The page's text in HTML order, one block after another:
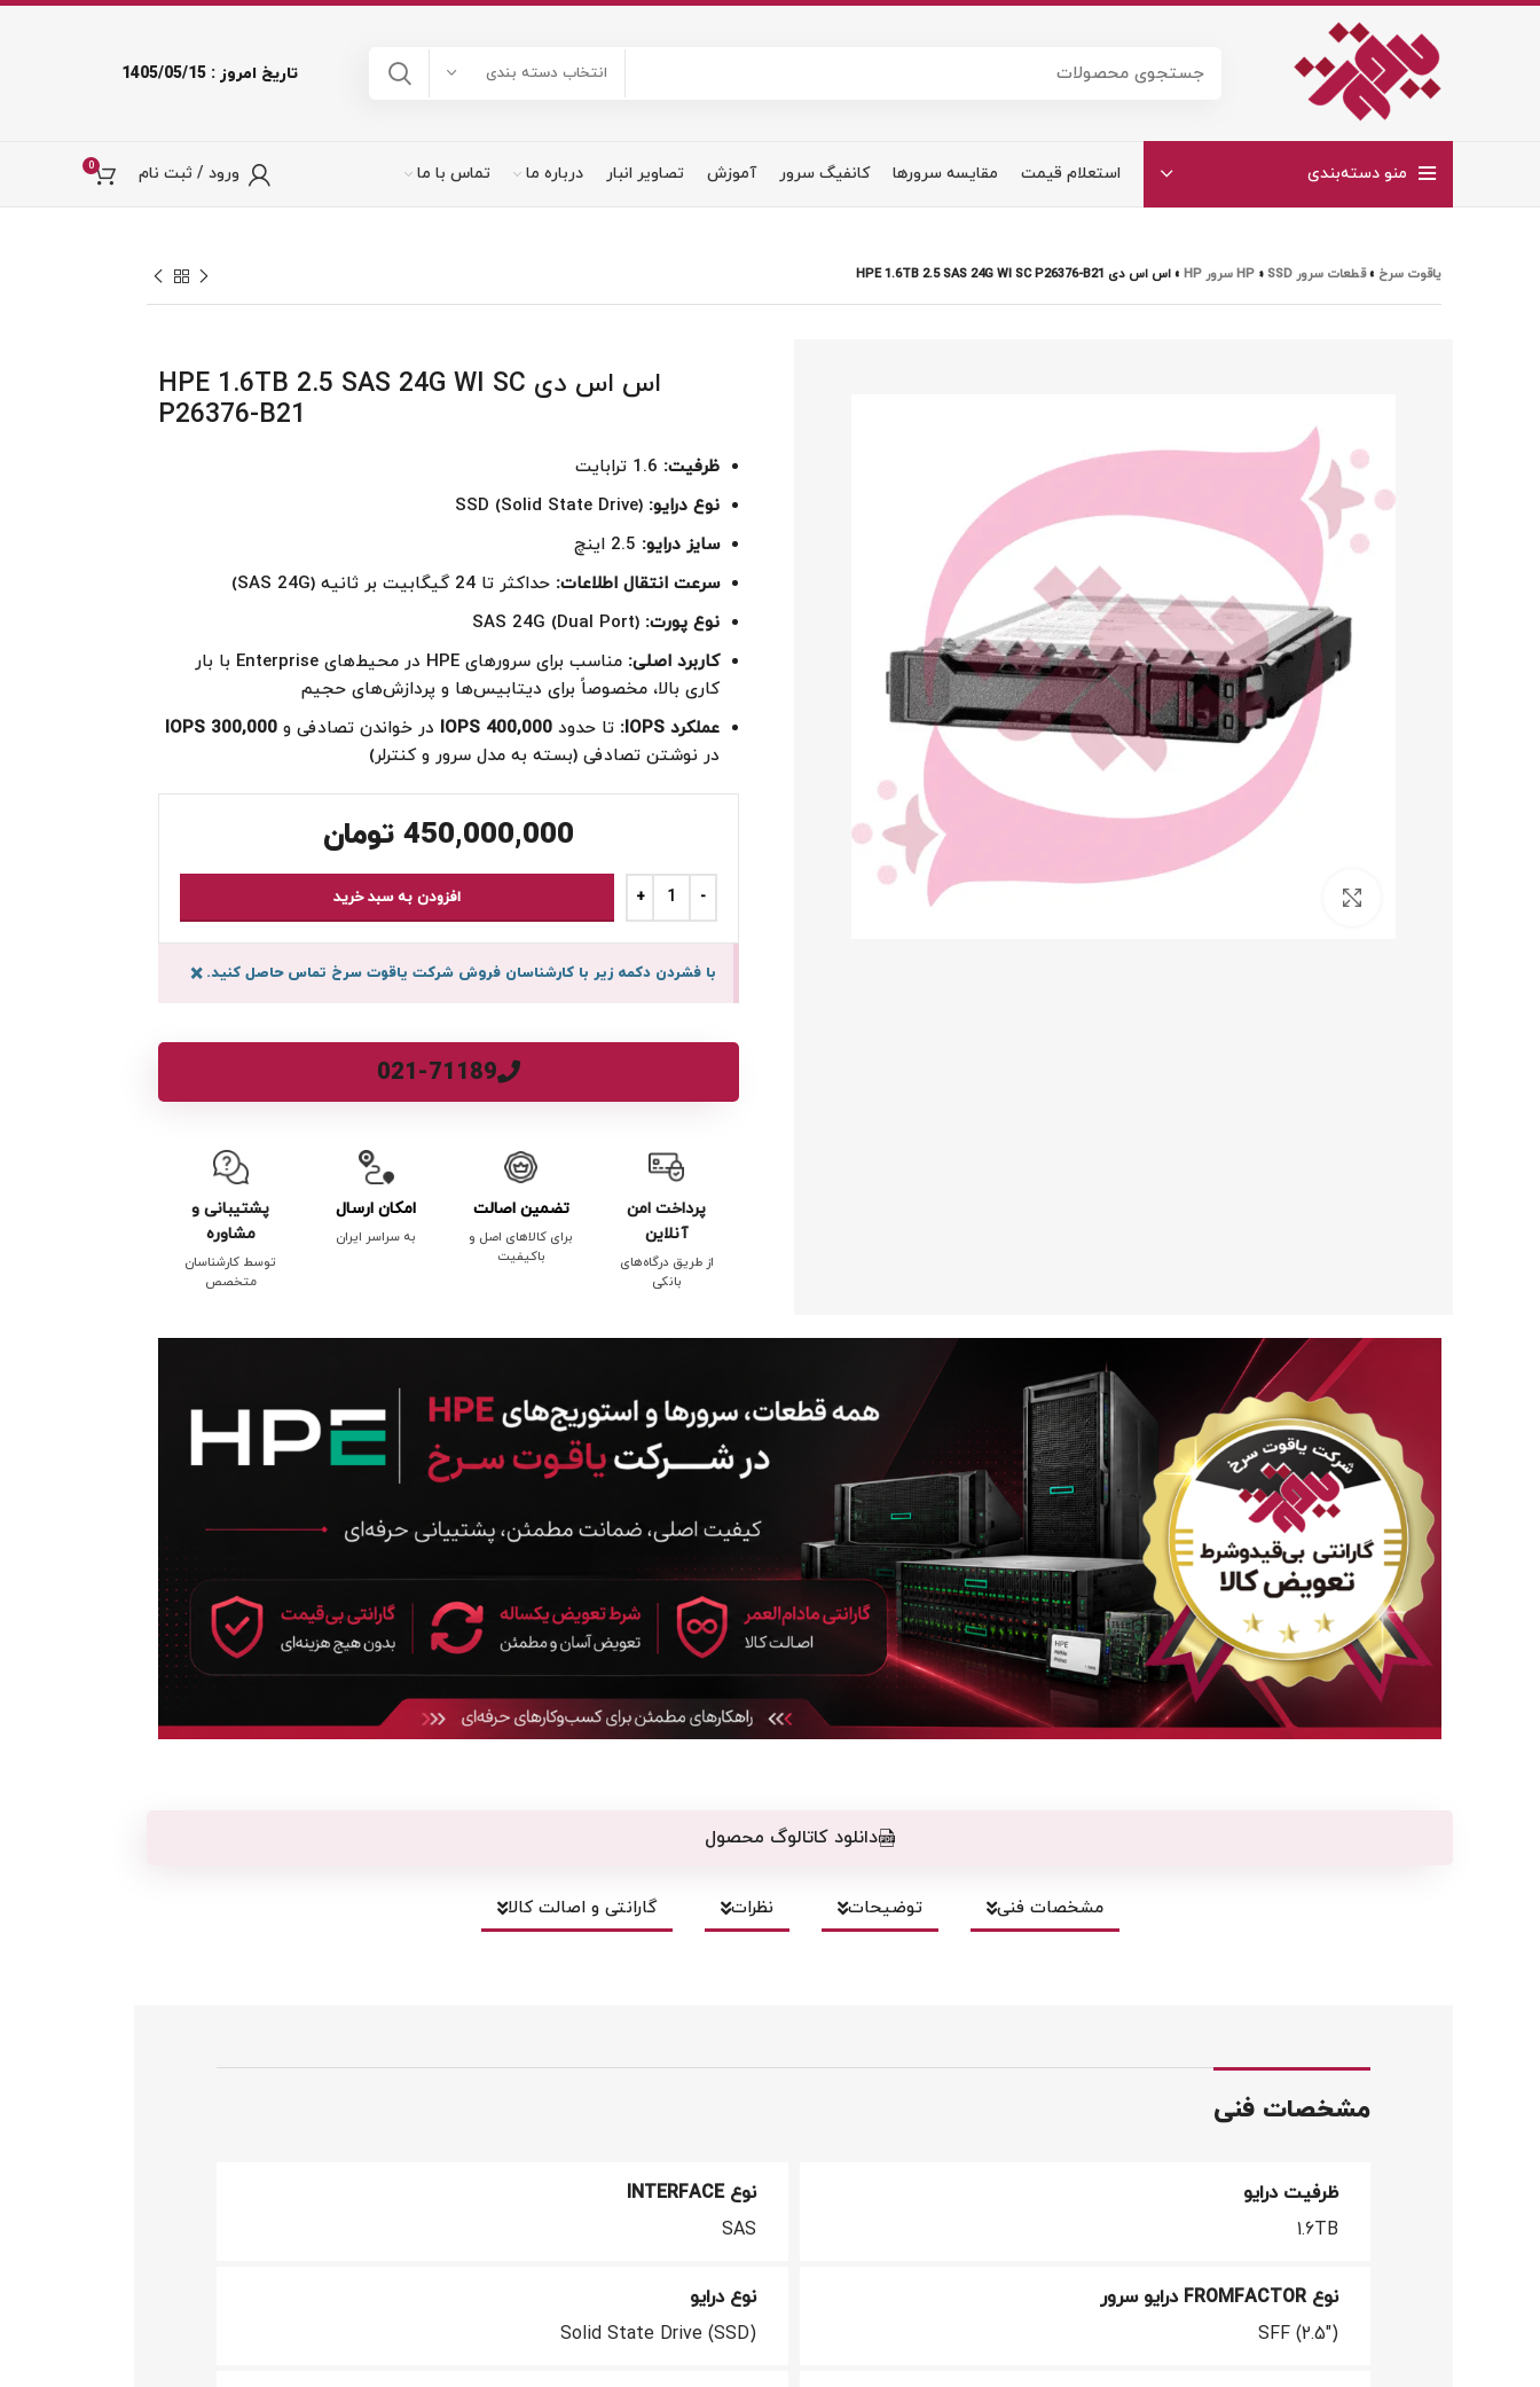
انتخاب دسته بندی تاریخ امروز : 1405/05/15
منو دسته‌بندی استعلام قیمت مقایسه سرورها کانفیگ سرور آموزش تصاویر انبار درباره ما تماس با ما ورود / ثبت نام 0
یاقوت سرخ »قطعات سرور HP » SSD سرور HP »اس اس دی HPE 1.6TB 2.5 SAS 24G WI SC P26376-B21
اس اس دی HPE 1.6TB 2.5 SAS 24G WI SC
P26376-B21
ظرفیت:
نوع درایو:
سایز درایو:
سرعت انتقال اطلاعات: حداکثر تا 24 گیگابیت بر ثانیه (SAS 24G)
نوع پورت:
کاربرد اصلی:
مناسب برای سرورهای HPE در محیط‌های Enterprise با بار
کاری بالا، مخصوصاً برای دیتابیس‌ها و پردازش‌های حجیم
عملکرد IOPS:
تا حدود 400,000 IOPS در خواندن تصادفی و 300,000 IOPS
در نوشتن تصادفی (بسته به مدل سرور و کنترلر)
450,000,000تومان
افزودن به سبد خرید
با فشردن دکمه زیر با کارشناسان فروش شرکت یاقوت سرخ تماس حاصل کنید.×
021-71189
پرداخت امن
آنلاین
از طریق درگاه‌های
بانکی
تضمین اصالت
برای کالاهای اصل و
باکیفیت
امکان ارسال
به سراسر ایران
پشتیبانی و
مشاوره
توسط کارشناسان
متخصص
دانلود کاتالوگ محصول
مشخصات فنی توضیحات نظرات گارانتی و اصالت کالا
مشخصات فنی
ظرفیت درایو
1.6TB
نوع INTERFACE
SAS
نوع FROMFACTOR درایو سرور
SFF (2.5")
نوع درایو
Solid State Drive (SSD)